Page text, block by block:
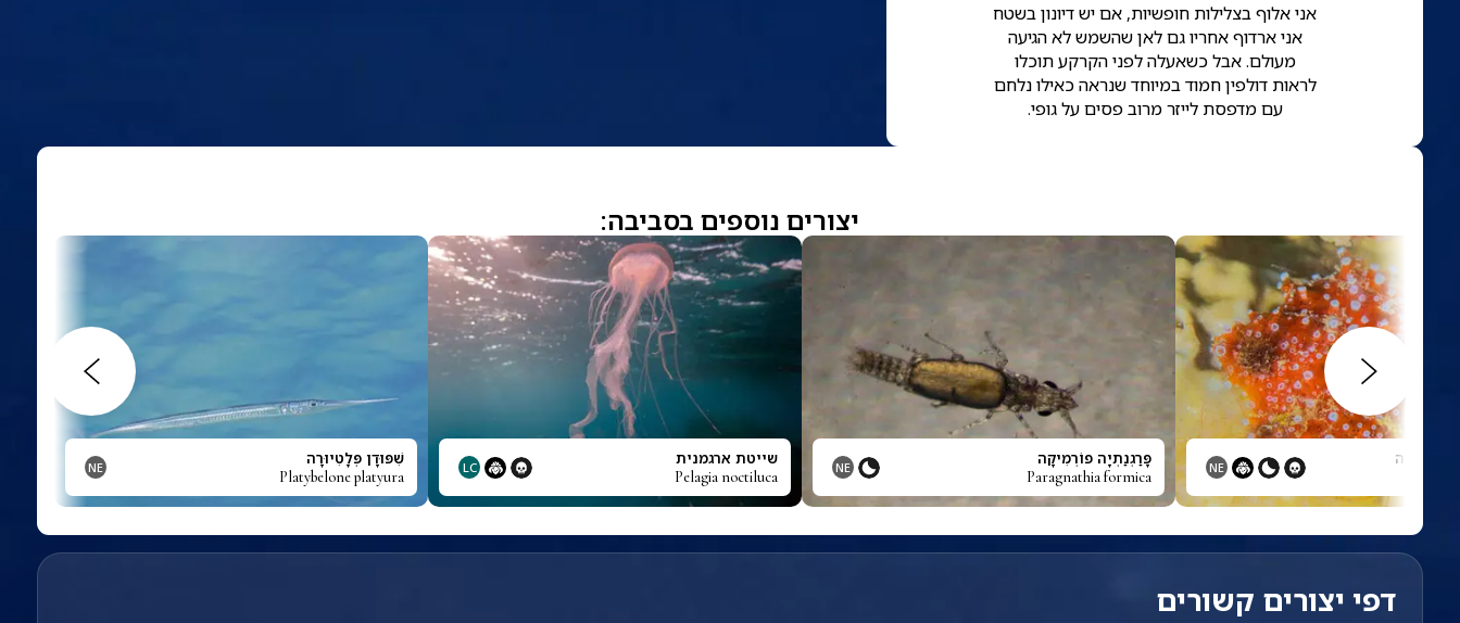
אני אלוף בצלילות חופשיות, אם יש דיונון בשטח
אני ארדוף אחריו גם לאן שהשמש לא הגיעה
מעולם. אבל כשאעלה לפני הקרקע תוכלו
לראות דולפין חמוד במיוחד שנראה כאילו נלחם
עם מדפסת לייזר מרוב פסים על גופי.
יצורים נוספים בסביבה:
נקודה NE פָּרַגְנַתְיָה פוֹרְמִיקָה
Paragnathia formica
NE שייטת ארגמנית
Pelagia noctiluca
LC שִׁפּוּדָן פְּלָטִיוּרָה
Platybelone platyura
NE
דפי יצורים קשורים